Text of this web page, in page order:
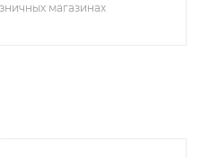
магазинах